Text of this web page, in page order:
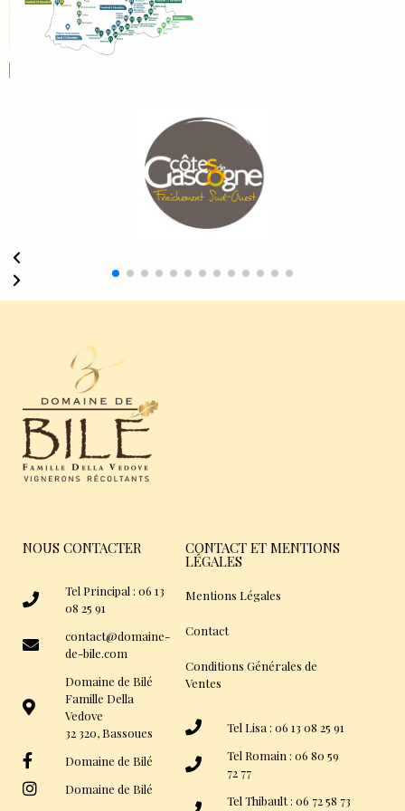
NOUS CONTACTER
Tel Principal : 06 13
08 25 91
contact@domaine-
de-bile.com
Domaine de Bilé
Famille Della
Vedove
32 320, Bassoues
Domaine de Bilé
Domaine de Bilé
CONTACT ET MENTIONS
LÉGALES
Mentions Légales
Contact
Conditions Générales de
Ventes
Tel Lisa : 06 13 08 25 91
Tel Romain : 06 80 59
72 77
Tel Thibault : 06 72 58 73